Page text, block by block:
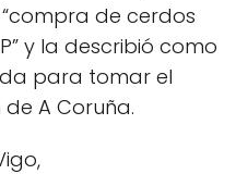
de cerdos
y la describió como
para tomar el
A Coruña.